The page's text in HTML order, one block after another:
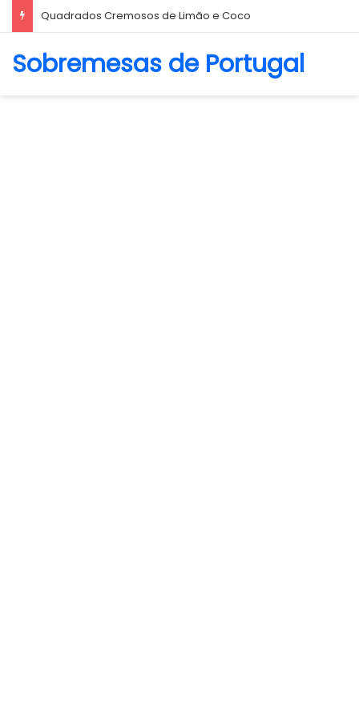
Biscoito Amanteigado
Sobremesas de Portugal